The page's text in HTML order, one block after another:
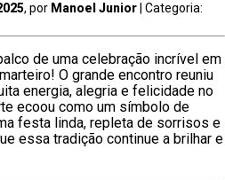
, por Manoel Junior | Categoria:
de uma celebração incrível em
O grande encontro reuniu
energia, alegria e felicidade no
ecoou como um símbolo de
festa linda, repleta de sorrisos e
essa tradição continue a brilhar e